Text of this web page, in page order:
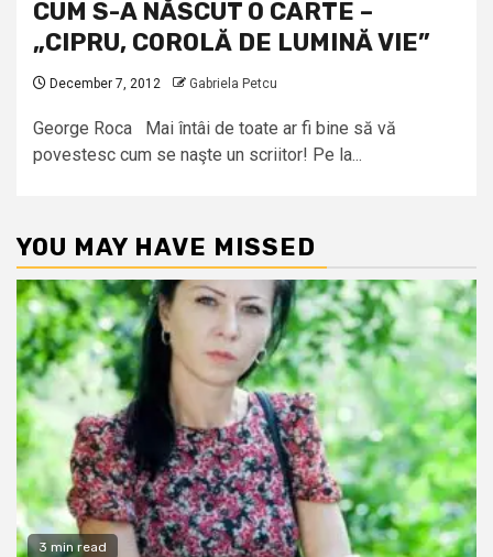
CUM S-A NĂSCUT O CARTE –
„CIPRU, COROLĂ DE LUMINĂ VIE”
December 7, 2012 Gabriela Petcu
George Roca Mai întâi de toate ar fi bine să vă
povestesc cum se naşte un scriitor! Pe la...
YOU MAY HAVE MISSED
3 min read